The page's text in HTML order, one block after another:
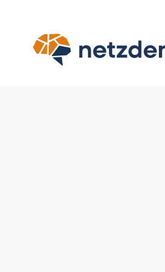
springen